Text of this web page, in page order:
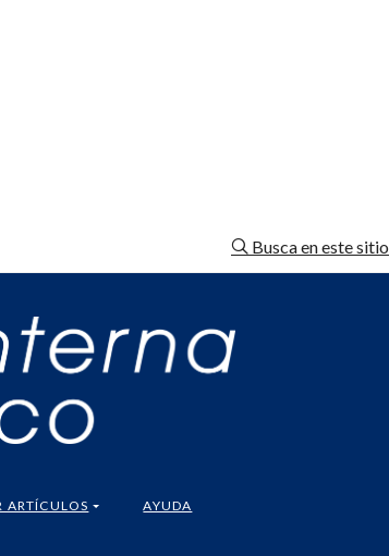
Busca en este sitio
ARTÍCULOS AYUDA